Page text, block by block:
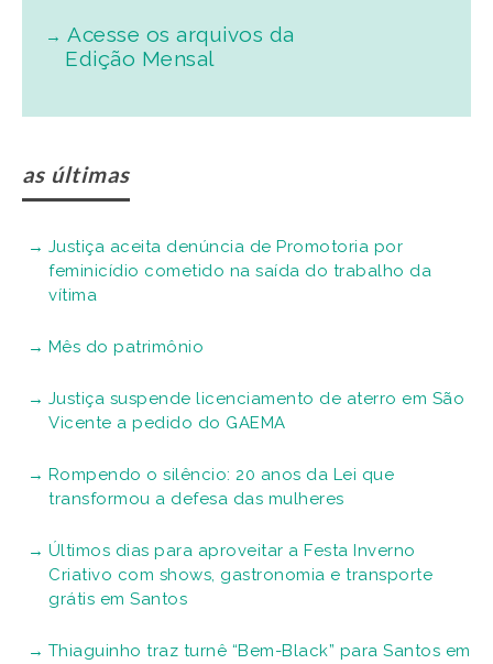
Acesse os arquivos da
Edição Mensal
as últimas
Justiça aceita denúncia de Promotoria por
feminicídio cometido na saída do trabalho da
vítima
Mês do patrimônio
Justiça suspende licenciamento de aterro em São
Vicente a pedido do GAEMA
Rompendo o silêncio: 20 anos da Lei que
transformou a defesa das mulheres
Últimos dias para aproveitar a Festa Inverno
Criativo com shows, gastronomia e transporte
grátis em Santos
Thiaguinho traz turnê “Bem-Black” para Santos em